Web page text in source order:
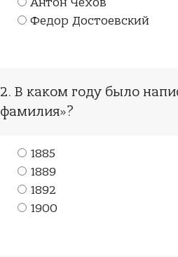
Антон Чехов
Федор Достоевский
2. В каком году было
фамилия»?
1885
1889
1892
1900